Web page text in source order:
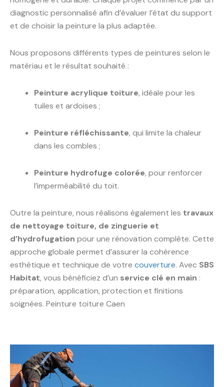
diagnostic personnalisé afin d’évaluer l’état du support
et de choisir la peinture la plus adaptée.
Nous proposons différents types de peintures selon le
matériau et le résultat souhaité :
Peinture acrylique toiture, idéale pour les
tuiles et ardoises ;
Peinture réfléchissante, qui limite la chaleur
dans les combles ;
Peinture hydrofuge colorée, pour renforcer
l’imperméabilité du toit.
Outre la peinture, nous réalisons également les travaux
de nettoyage toiture, de zinguerie et
d’hydrofugation pour une rénovation complète. Cette
approche globale permet d’assurer la cohérence
esthétique et technique de votre couverture. Avec SBS
Habitat, vous bénéficiez d’un service clé en main :
préparation, application, protection et finitions
soignées. Peinture toiture Caen